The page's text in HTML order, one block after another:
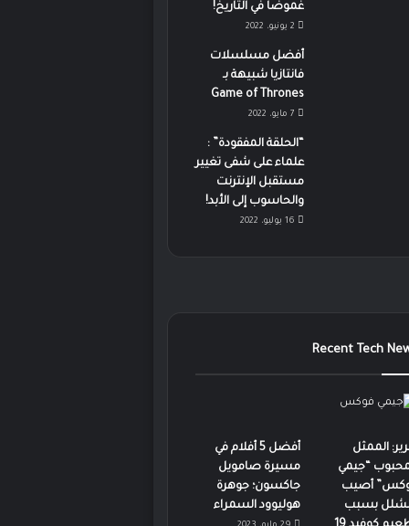
غموضًا في التاريخ!
2 يونيو، 2022
أفضل مسلسلات
فانتازيا شبيهة بـ
Game of Thrones
7 مايو، 2022
“الحلقة المفقودة” :
علماء على شفى تغيير
مستقبل الإنترنت
والحاسوب إلى الأبد!
16 يوليو، 2022
Recent Tech
الممثل
“جيمي
أصيب
بسبب
أفضل 5 أفلام في
مسيرة صامويل
جاكسون؛ جوهرة
هوليوود السمراء